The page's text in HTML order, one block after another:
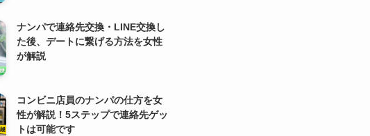
ナンパで連絡先交換・LINE交換し
た後、デートに繋げる方法を女性
が解説
コンビニ店員のナンパの仕方を女
性が解説！5ステップで連絡先ゲッ
トは可能です